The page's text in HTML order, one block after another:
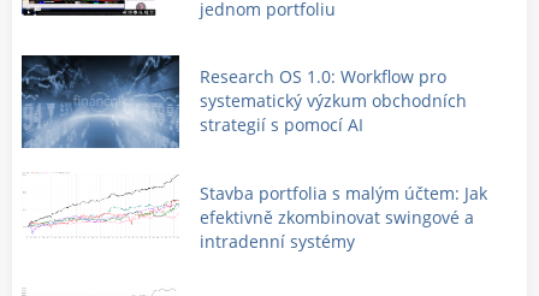
jednom portfoliu
Research OS 1.0: Workflow pro
systematický výzkum obchodních
strategií s pomocí AI
Stavba portfolia s malým účtem: Jak
efektivně zkombinovat swingové a
intradenní systémy